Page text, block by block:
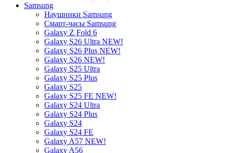
Samsung
Наушники Samsung
Смарт-часы Samsung
Galaxy Z Fold 6
Galaxy S26 Ultra NEW!
Galaxy S26 Plus NEW!
Galaxy S26 NEW!
Galaxy S25 Ultra
Galaxy S25 Plus
Galaxy S25
Galaxy S25 FE NEW!
Galaxy S24 Ultra
Galaxy S24 Plus
Galaxy S24
Galaxy S24 FE
Galaxy A57 NEW!
Galaxy A56